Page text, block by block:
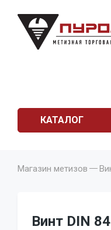
КАТАЛОГ
Магазин метизов
Винт DIN